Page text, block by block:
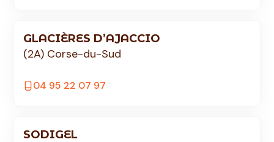
GLACIÈRES D’AJACCIO
(2A) Corse-du-Sud
04 95 22 07 97
SODIGEL